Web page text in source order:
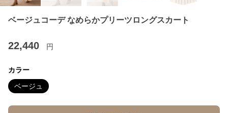
ベージュコーデ なめらかプリーツロングスカート
22,440 円
カラー
ベージュ